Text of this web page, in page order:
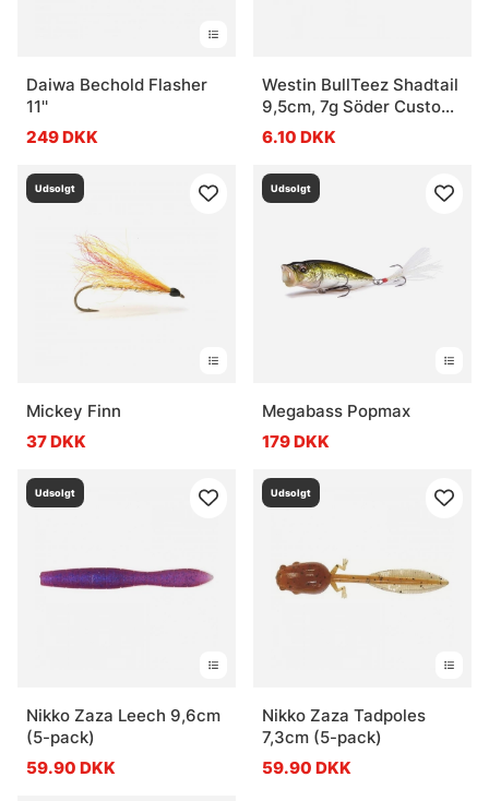
Daiwa Bechold Flasher
11''
249 DKK
Westin BullTeez Shadtail
9,5cm, 7g Söder Custom
- Red Ghost Perch
6.10 DKK
Udsolgt
Mickey Finn
37 DKK
Udsolgt
Megabass Popmax
179 DKK
Udsolgt
Nikko Zaza Leech 9,6cm
(5-pack)
59.90 DKK
Udsolgt
Nikko Zaza Tadpoles
7,3cm (5-pack)
59.90 DKK